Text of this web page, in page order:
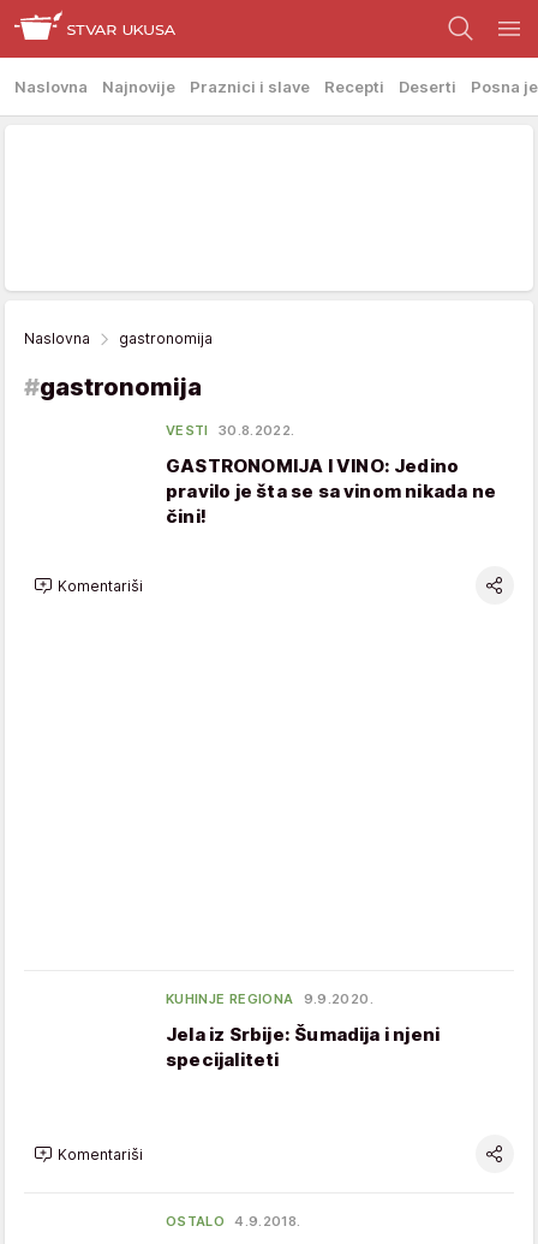
Naslovna Najnovije Praznici i slave Recepti Deserti Posna
Naslovna gastronomija
#gastronomija
VESTI 30.8.2022.
GASTRONOMIJA I VINO: Jedino
pravilo je šta se sa vinom nikada ne
čini!
Komentariši
KUHINJE REGIONA 9.9.2020.
Jela iz Srbije: Šumadija i njeni
specijaliteti
Komentariši
OSTALO 4.9.2018.